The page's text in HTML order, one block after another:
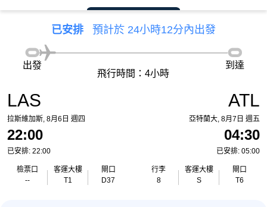
已安排 預計於 24小時12分內出發
LAS
拉斯維加斯, 8月6日 週四
22:00
已安排: 22:00
檢票口
--
客運大樓
T1
閘口
D37
出發
飛行時間：4小時
到達
ATL
亞特蘭大, 8月7日 週五
04:30
已安排: 05:00
行李
8
客運大樓
S
閘口
T6